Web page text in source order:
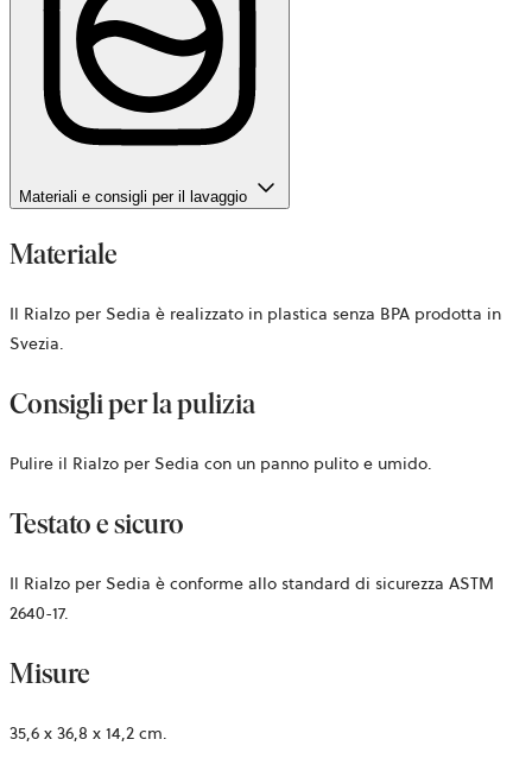
Materiali e consigli per il lavaggio
Materiale
Il Rialzo per Sedia è realizzato in plastica senza BPA prodotta in
Svezia.
Consigli per la pulizia
Pulire il Rialzo per Sedia con un panno pulito e umido.
Testato e sicuro
Il Rialzo per Sedia è conforme allo standard di sicurezza ASTM
2640-17.
Misure
35,6 x 36,8 x 14,2 cm.